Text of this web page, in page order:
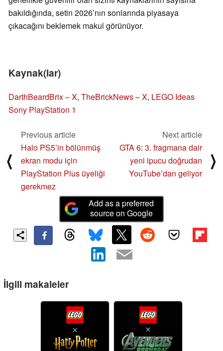
bakıldığında, setin 2026’nın sonlarında piyasaya
çıkacağını beklemek makul görünüyor.
Kaynak(lar)
DarthBeardBrix – X, TheBrickNews – X, LEGO Ideas
Sony PlayStation 1
⟨
Previous article
Halo PS5’in bölünmüş
ekran modu için
PlayStation Plus üyeliği
gerekmez
Next article
GTA 6: 3. fragmana dair
yeni ipucu doğrudan
YouTube’dan geliyor
⟩
Add as a preferred
source on Google
İlgili makaleler